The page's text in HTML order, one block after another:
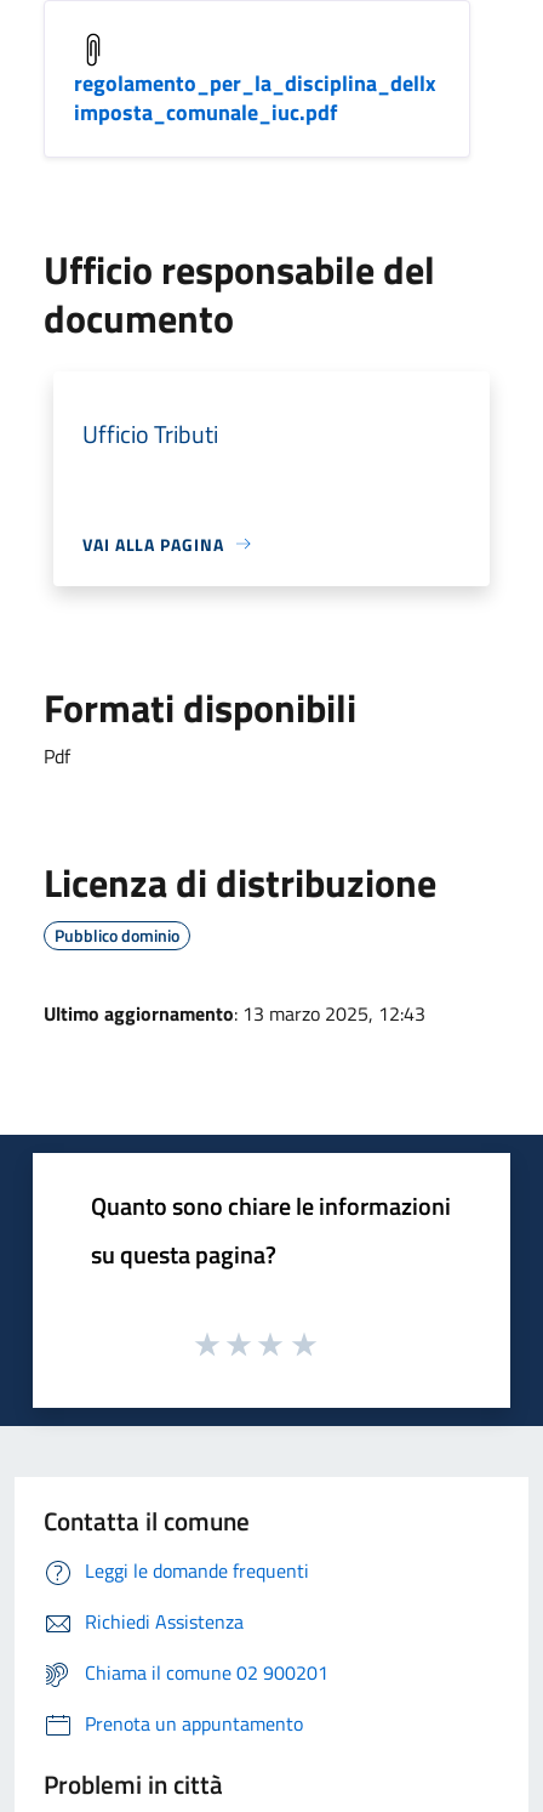
regolamento_per_la_disciplina_dellx
imposta_comunale_iuc.pdf
Ufficio responsabile del
documento
Ufficio Tributi
VAI ALLA PAGINA
Formati disponibili
Pdf
Licenza di distribuzione
Pubblico dominio
Ultimo aggiornamento: 13 marzo 2025, 12:43
Quanto sono chiare le informazioni
su questa pagina?
Contatta il comune
Leggi le domande frequenti
Richiedi Assistenza
Chiama il comune 02 900201
Prenota un appuntamento
Problemi in città